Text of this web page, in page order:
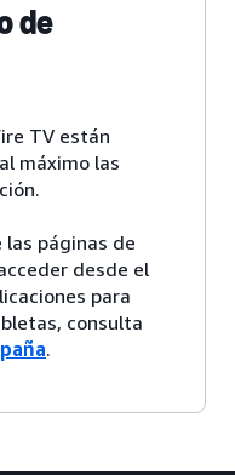
de
TV están
máximo las
las páginas de
desde el
para
consulta
.